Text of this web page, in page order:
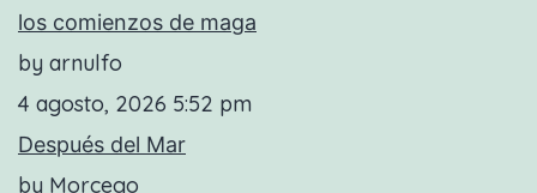
los comienzos de maga
by arnulfo
4 agosto, 2026 5:52 pm
Después del Mar
by Morcego